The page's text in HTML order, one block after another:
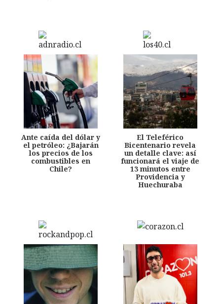
Ante caída del dólar y
el petróleo: ¿Bajarán
los precios de los
combustibles en
Chile?
El Teleférico
Bicentenario revela
un detalle clave: así
funcionará el viaje de
13 minutos entre
Providencia y
Huechuraba